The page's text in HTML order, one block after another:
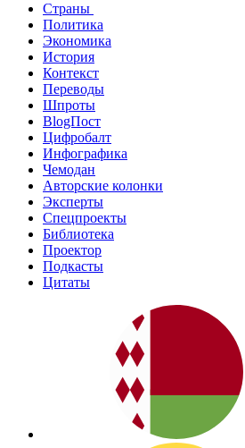
Страны
Политика
Экономика
История
Контекст
Переводы
Шпроты
BlogПост
Цифробалт
Инфографика
Чемодан
Авторские колонки
Эксперты
Спецпроекты
Библиотека
Проектор
Подкасты
Цитаты